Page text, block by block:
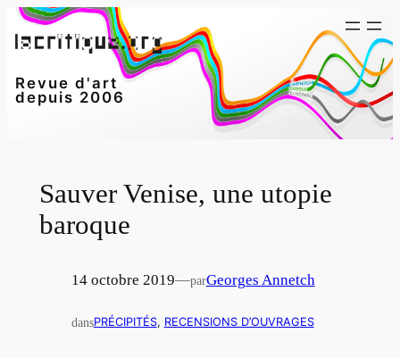
Aller
au
Revue d'art
depuis 2006
Sauver Venise, une utopie
baroque
14 octobre 2019—parGeorges Annetch
dansPRÉCIPITÉS, RECENSIONS D’OUVRAGES